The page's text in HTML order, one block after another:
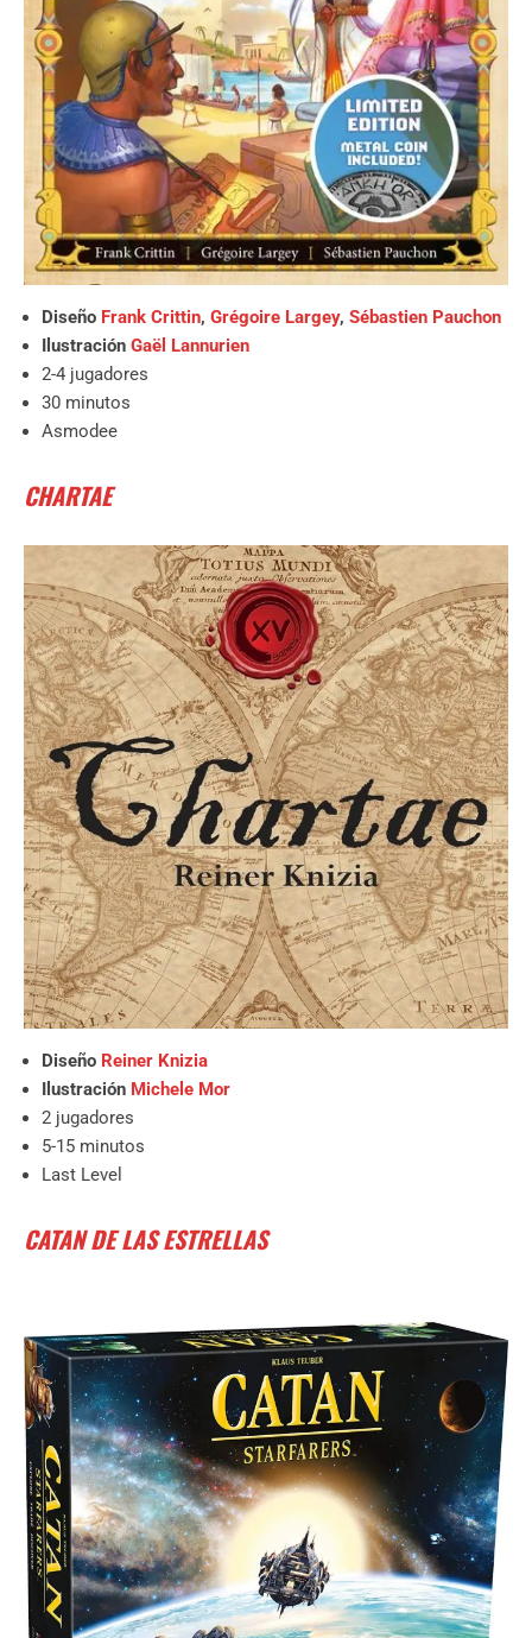
Diseño Frank Crittin, Grégoire Largey, Sébastien Pauchon
Ilustración Gaël Lannurien
2-4 jugadores
30 minutos
Asmodee
CHARTAE
Diseño Reiner Knizia
Ilustración Michele Mor
2 jugadores
5-15 minutos
Last Level
CATAN DE LAS ESTRELLAS